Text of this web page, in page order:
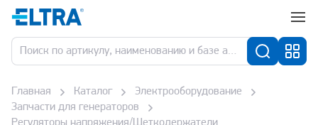
Главная Каталог
Электрооборудование
Запчасти для генераторов